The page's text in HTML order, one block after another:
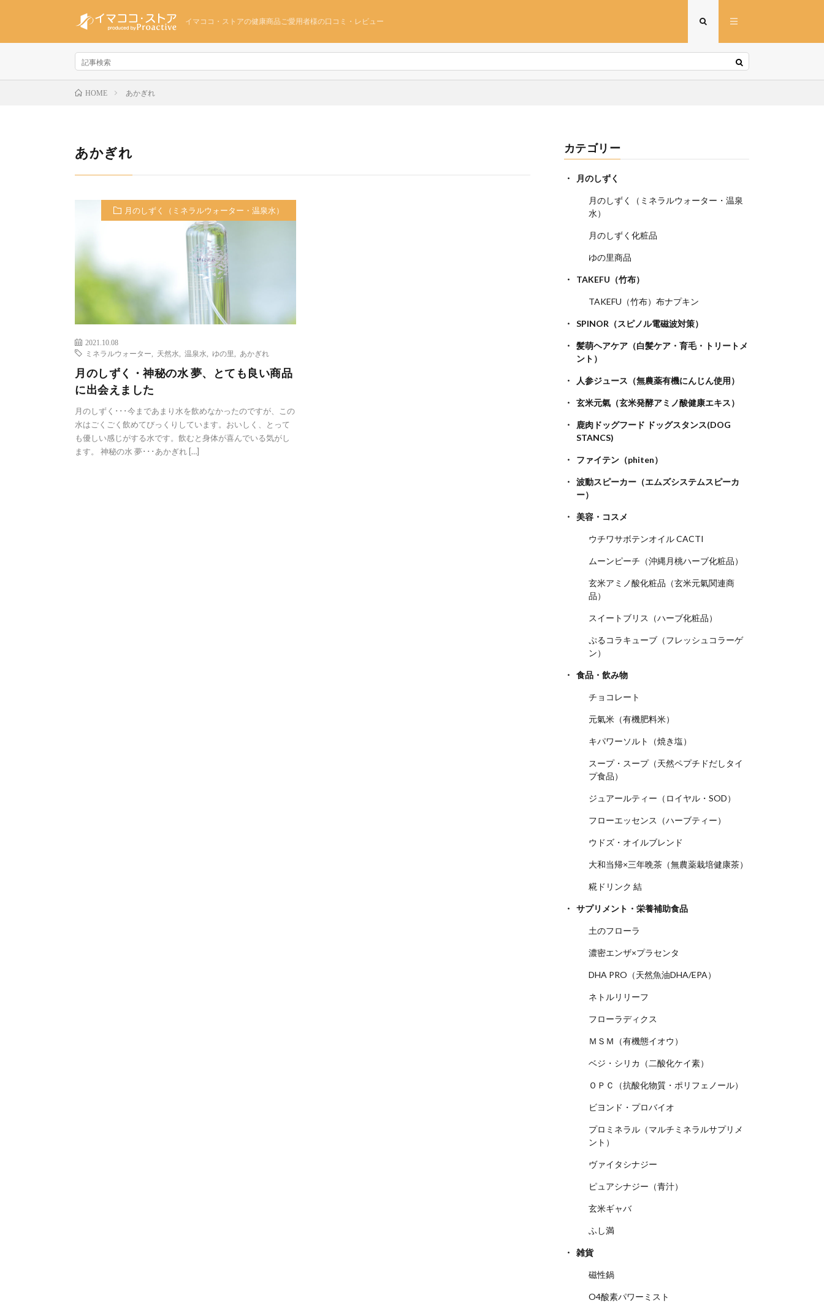
イマココ・ストアの健康商品ご愛用者様の口コミ・レビュー
HOME あかぎれ
あかぎれ
月のしずく（ミネラルウォーター・温泉水）
2021.10.08
ミネラルウォーター
天然水 温泉水 ゆの里 あかぎれ
月のしずく・神秘の水 夢、とても良い商品
に出会えました
月のしずく･･･今まであまり水を飲めなかったのですが、この
水はごくごく飲めてびっくりしています。おいしく、とって
も優しい感じがする水です。飲むと身体が喜んでいる気がし
ます。 神秘の水 夢･･･あかぎれ […]
カテゴリー
月のしずく
月のしずく（ミネラルウォーター・温泉
水）
月のしずく化粧品
ゆの里商品
TAKEFU（竹布）
TAKEFU（竹布）布ナプキン
SPINOR（スピノル電磁波対策）
髪萌ヘアケア（白髪ケア・育毛・トリートメ
ント）
人参ジュース（無農薬有機にんじん使用）
玄米元氣（玄米発酵アミノ酸健康エキス）
鹿肉ドッグフード ドッグスタンス(DOG
STANCS)
ファイテン（phiten）
波動スピーカー（エムズシステムスピーカ
ー）
美容・コスメ
ウチワサボテンオイル CACTI
ムーンピーチ（沖縄月桃ハーブ化粧品）
玄米アミノ酸化粧品（玄米元氣関連商
品）
スイートブリス（ハーブ化粧品）
ぷるコラキューブ（フレッシュコラーゲ
ン）
食品・飲み物
チョコレート
元氣米（有機肥料米）
キパワーソルト（焼き塩）
スープ・スープ（天然ペプチドだしタイ
プ食品）
ジュアールティー（ロイヤル・SOD）
フローエッセンス（ハーブティー）
ウドズ・オイルブレンド
大和当帰×三年晩茶（無農薬栽培健康茶）
糀ドリンク 結
サプリメント・栄養補助食品
土のフローラ
濃密エンザ×プラセンタ
DHA PRO（天然魚油DHA/EPA）
ネトルリリーフ
フローラディクス
ＭＳＭ（有機態イオウ）
ベジ・シリカ（二酸化ケイ素）
ＯＰＣ（抗酸化物質・ポリフェノール）
ビヨンド・プロバイオ
プロミネラル（マルチミネラルサプリメ
ント）
ヴァイタシナジー
ピュアシナジー（青汁）
玄米ギャバ
ふし満
雑貨
磁性鍋
O4酸素パワーミスト